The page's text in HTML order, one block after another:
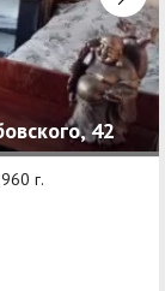
42
г.